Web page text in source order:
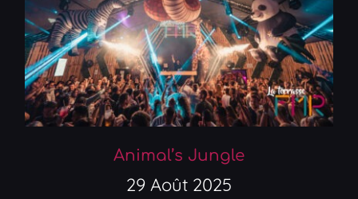
Animal’s Jungle
29 Août 2025